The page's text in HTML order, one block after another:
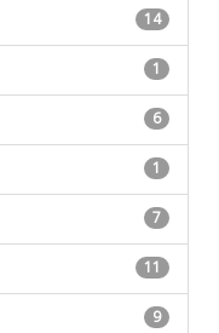
14
1
6
1
7
11
9